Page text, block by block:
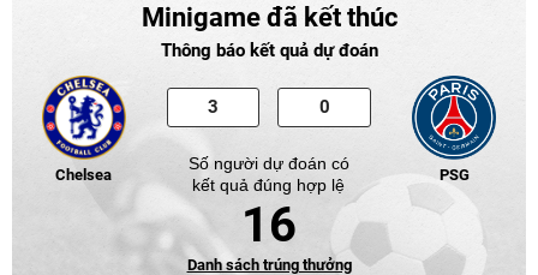
Minigame đã kết thúc
Thông báo kết quả dự đoán
Chelsea PSG
Số người dự đoán có
kết quả đúng hợp lệ
16
Danh sách trúng thưởng